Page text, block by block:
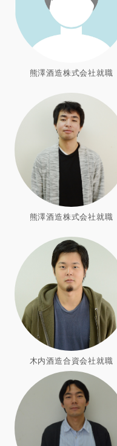
熊澤酒造株式会社就職
熊澤酒造株式会社就職
木内酒造合資会社就職